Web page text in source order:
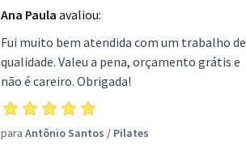
Ana Paula avaliou:
Fui muito bem atendida com um trabalho de
qualidade. Valeu a pena, orçamento grátis e
não é careiro. Obrigada!
para Antônio Santos / Pilates